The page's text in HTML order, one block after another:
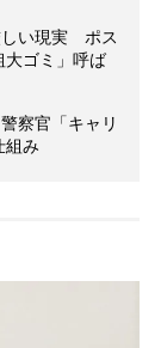
しい現実 ポス
大ゴミ」呼ば
察官「キャリ
組み